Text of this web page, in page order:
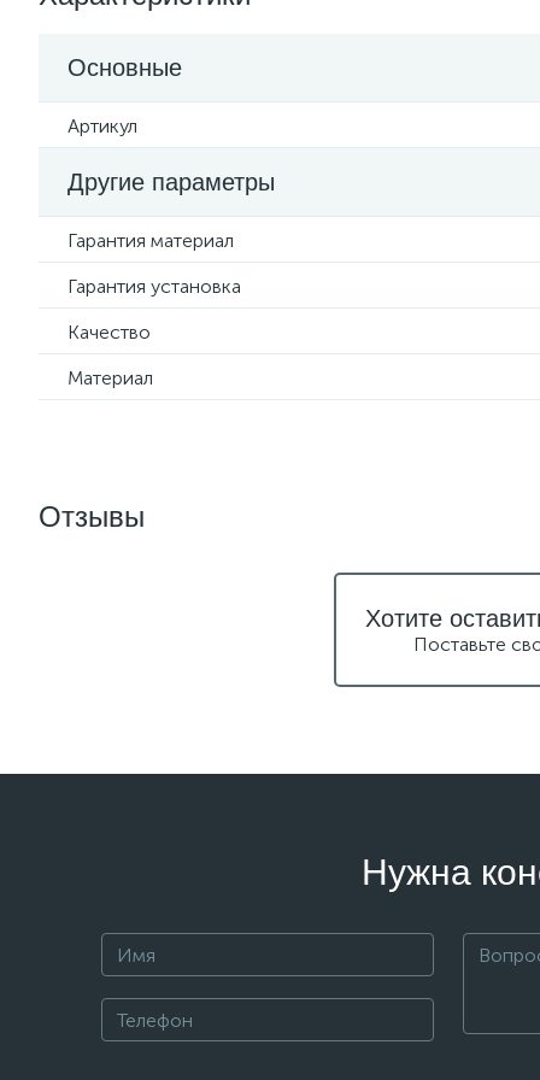
Основные
Артикул
Другие параметры
Гарантия материал
Гарантия установка
Качество
Материал
Отзывы
Хотите
Поставьте
Нужна